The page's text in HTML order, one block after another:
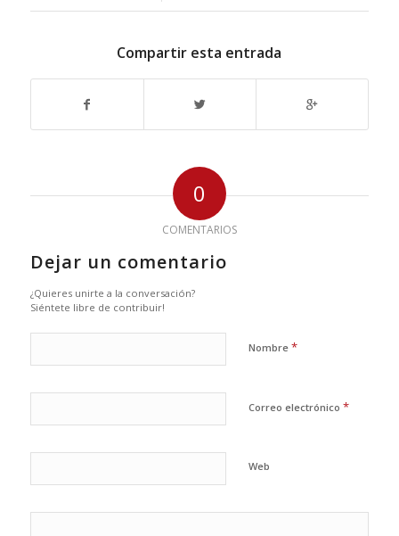
Compartir esta entrada
0
COMENTARIOS
Dejar un comentario
¿Quieres unirte a la conversación?
Siéntete libre de contribuir!
Nombre *
Correo electrónico *
Web